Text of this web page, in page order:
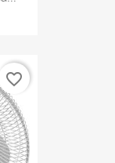
favorite_border